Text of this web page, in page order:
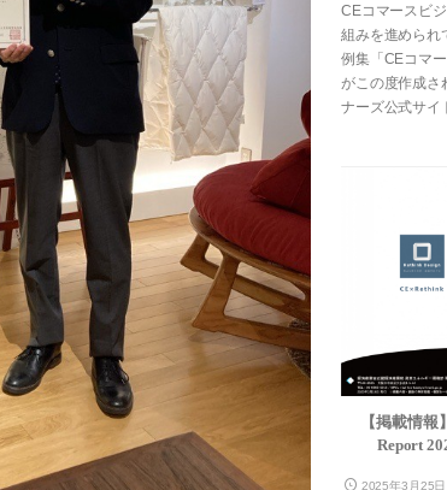
ドバイス
羽毛ふとんお仕立て直し
UMO®
アップグレード・サービス
寝具のお仕立て直し
お手入れ・お取り扱いについて
イワタニュース
メディア情報
イベント
ふるさと納税
Facebook
CEコマースビ
組みを進められ
例集「CEコマ
がこの度作成さ
ナーズ公式サ
【掲載情
Report
2025年3月25日